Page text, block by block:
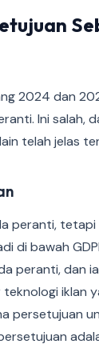
2024 dan
Ini salah,
telah jelas
peranti,
di bawah
peranti, dan
iklan
persetujuan